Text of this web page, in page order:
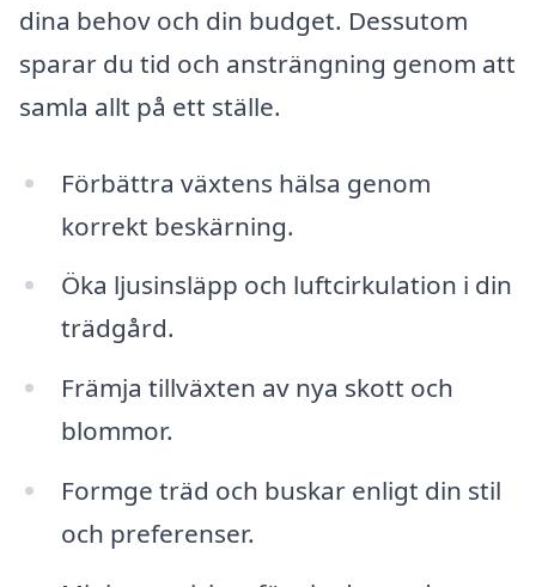
dina behov och din budget. Dessutom
sparar du tid och ansträngning genom att
samla allt på ett ställe.
Förbättra växtens hälsa genom
korrekt beskärning.
Öka ljusinsläpp och luftcirkulation i din
trädgård.
Främja tillväxten av nya skott och
blommor.
Formge träd och buskar enligt din stil
och preferenser.